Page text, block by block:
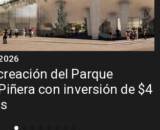
del Parque
con inversión de $4